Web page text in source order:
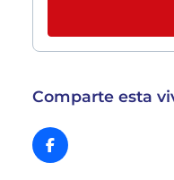
Comparte esta